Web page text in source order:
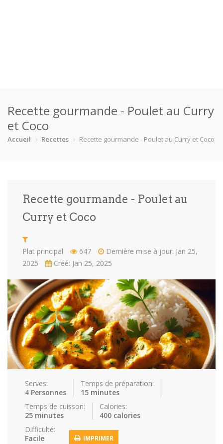
Catégories
Boisson Crevette Dessert En bonne s…
Plat princ… Poisson
Repas faci…
Soupes St valenti…
Recettes
Conseils et astuces
Nous contacter
Connexion / Inscription
Recette gourmande - Poulet au Curry
et Coco
Accueil Recettes Recette gourmande - Poulet au Curry et Coco
Recette gourmande - Poulet au
Curry et Coco
Plat principal 647
Dernière mise à jour: Jan 25,
2025
Créé: Jan 25, 2025
Serves:
4 Personnes
Temps de préparation:
15 minutes
Temps de cuisson:
25 minutes
Calories:
400 calories
Difficulté:
Facile
IMPRIMER